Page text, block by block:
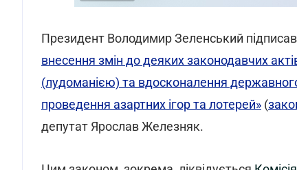
Президент Володимир Зеленський підписав
внесення змін до деяких законодавчих
(лудоманією) та вдосконалення
проведення азартних ігор та лотерей» (
депутат Ярослав Железняк.